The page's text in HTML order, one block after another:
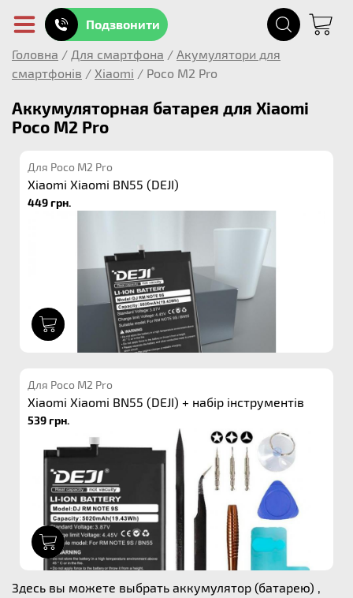
Подзвонити
Головна / Для смартфона / Акумулятори для
смартфонів / Xiaomi / Poco M2 Pro
Аккумуляторная батарея для Xiaomi
Poco M2 Pro
Для Poco M2 Pro
Xiaomi Xiaomi BN55 (DEJI)
449 грн.
Для Poco M2 Pro
Xiaomi Xiaomi BN55 (DEJI) + набір інструментів
539 грн.
Здесь вы можете выбрать аккумулятор (батарею) ,